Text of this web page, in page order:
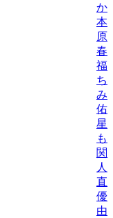
か/
本
原
春/
福
ち
み/
佑
星
も
関
人
直
優/
由